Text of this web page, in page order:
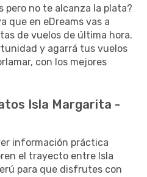
pero no te alcanza la plata?
que en eDreams vas a
de vuelos de última hora.
y agarrá tus vuelos
con los mejores
Isla Margarita -
información práctica
el trayecto entre Isla
para que disfrutes con